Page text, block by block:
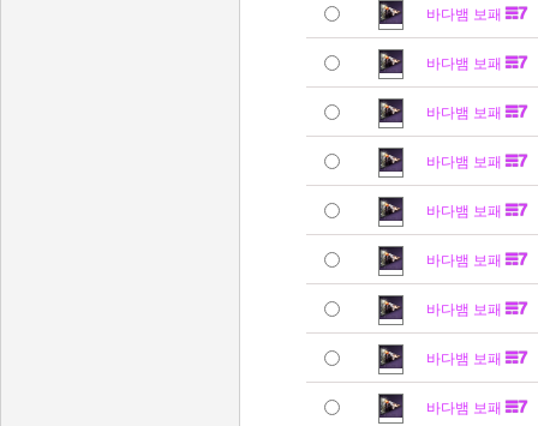
바다뱀 보패
바다뱀 보패
바다뱀 보패
바다뱀 보패
바다뱀 보패
바다뱀 보패
바다뱀 보패
바다뱀 보패
바다뱀 보패